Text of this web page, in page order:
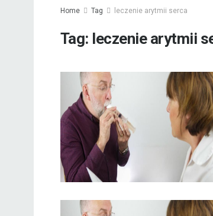
Home Tag leczenie arytmii serca
Tag: leczenie arytmii